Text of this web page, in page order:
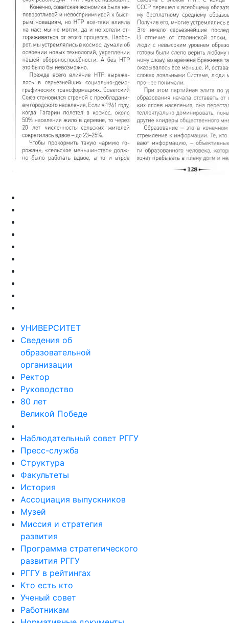
УНИВЕРСИТЕТ
Сведения об
образовательной
организации
Ректор
Руководство
80 лет
Великой Победе
Наблюдательный совет РГГУ
Пресс-служба
Структура
Факультеты
История
Ассоциация выпускников
Музей
Миссия и стратегия
развития
Программа стратегического
развития РГГУ
РГГУ в рейтингах
Кто есть кто
Ученый совет
Работникам